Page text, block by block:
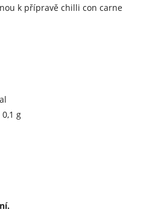
k přípravě chilli con carne
g